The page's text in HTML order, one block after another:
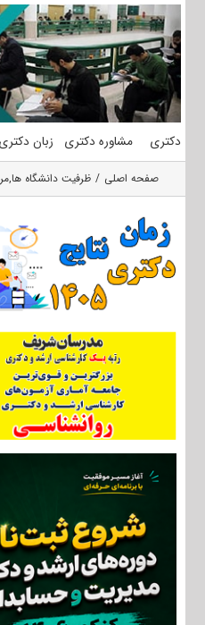
محتوا
دکتری مشاوره دکتری زبان دکتری
صفحه اصلی ظرفیت دانشگاه ها,